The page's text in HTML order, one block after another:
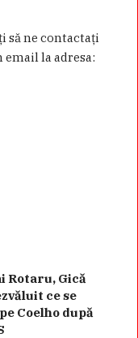
să ne contactaţi
la adresa:
Rotaru, Gică
ce se
Coelho după